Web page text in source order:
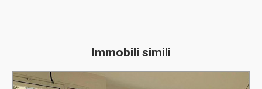
Immobili simili